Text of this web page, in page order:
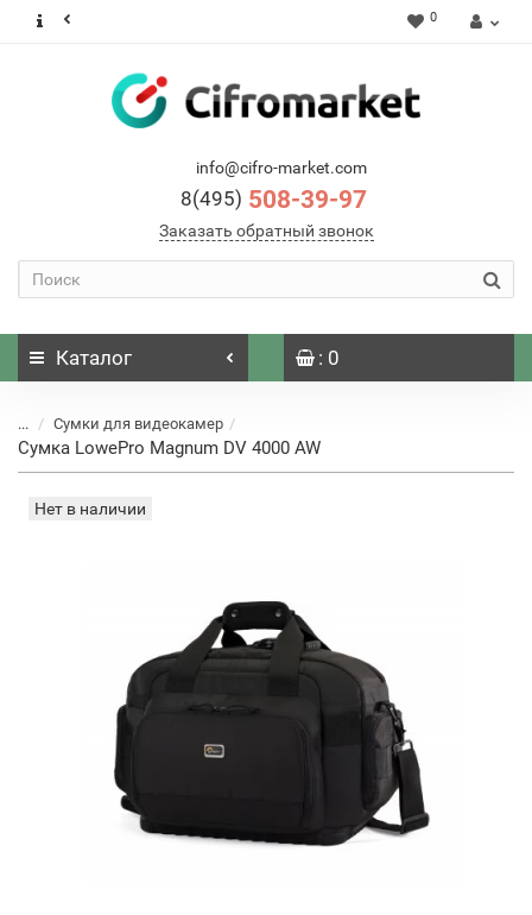
0
info@cifro-market.com
8(495) 508-39-97
Заказать обратный звонок
Каталог : 0
... Сумки для видеокамер
Сумка LowePro Magnum DV 4000 AW
Нет в наличии